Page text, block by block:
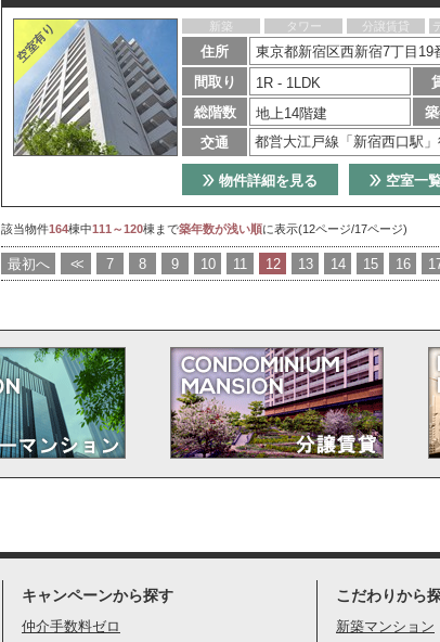
新築 タワー 分譲賃貸
住所
東京都新宿区西新宿7丁目19
間取り
1R - 1LDK
総階数
地上14階建
交通
都営大江戸線「新宿西口駅
空室一
物件詳細を見る
該当物件164棟中111～120棟まで築年数が浅い順に表示(12ページ/17ページ)
最初へ << 7 8 9 10 11 12 13 14 15 16
キャンペーンから探す
仲介手数料ゼロ
こだわりから
新築マンション